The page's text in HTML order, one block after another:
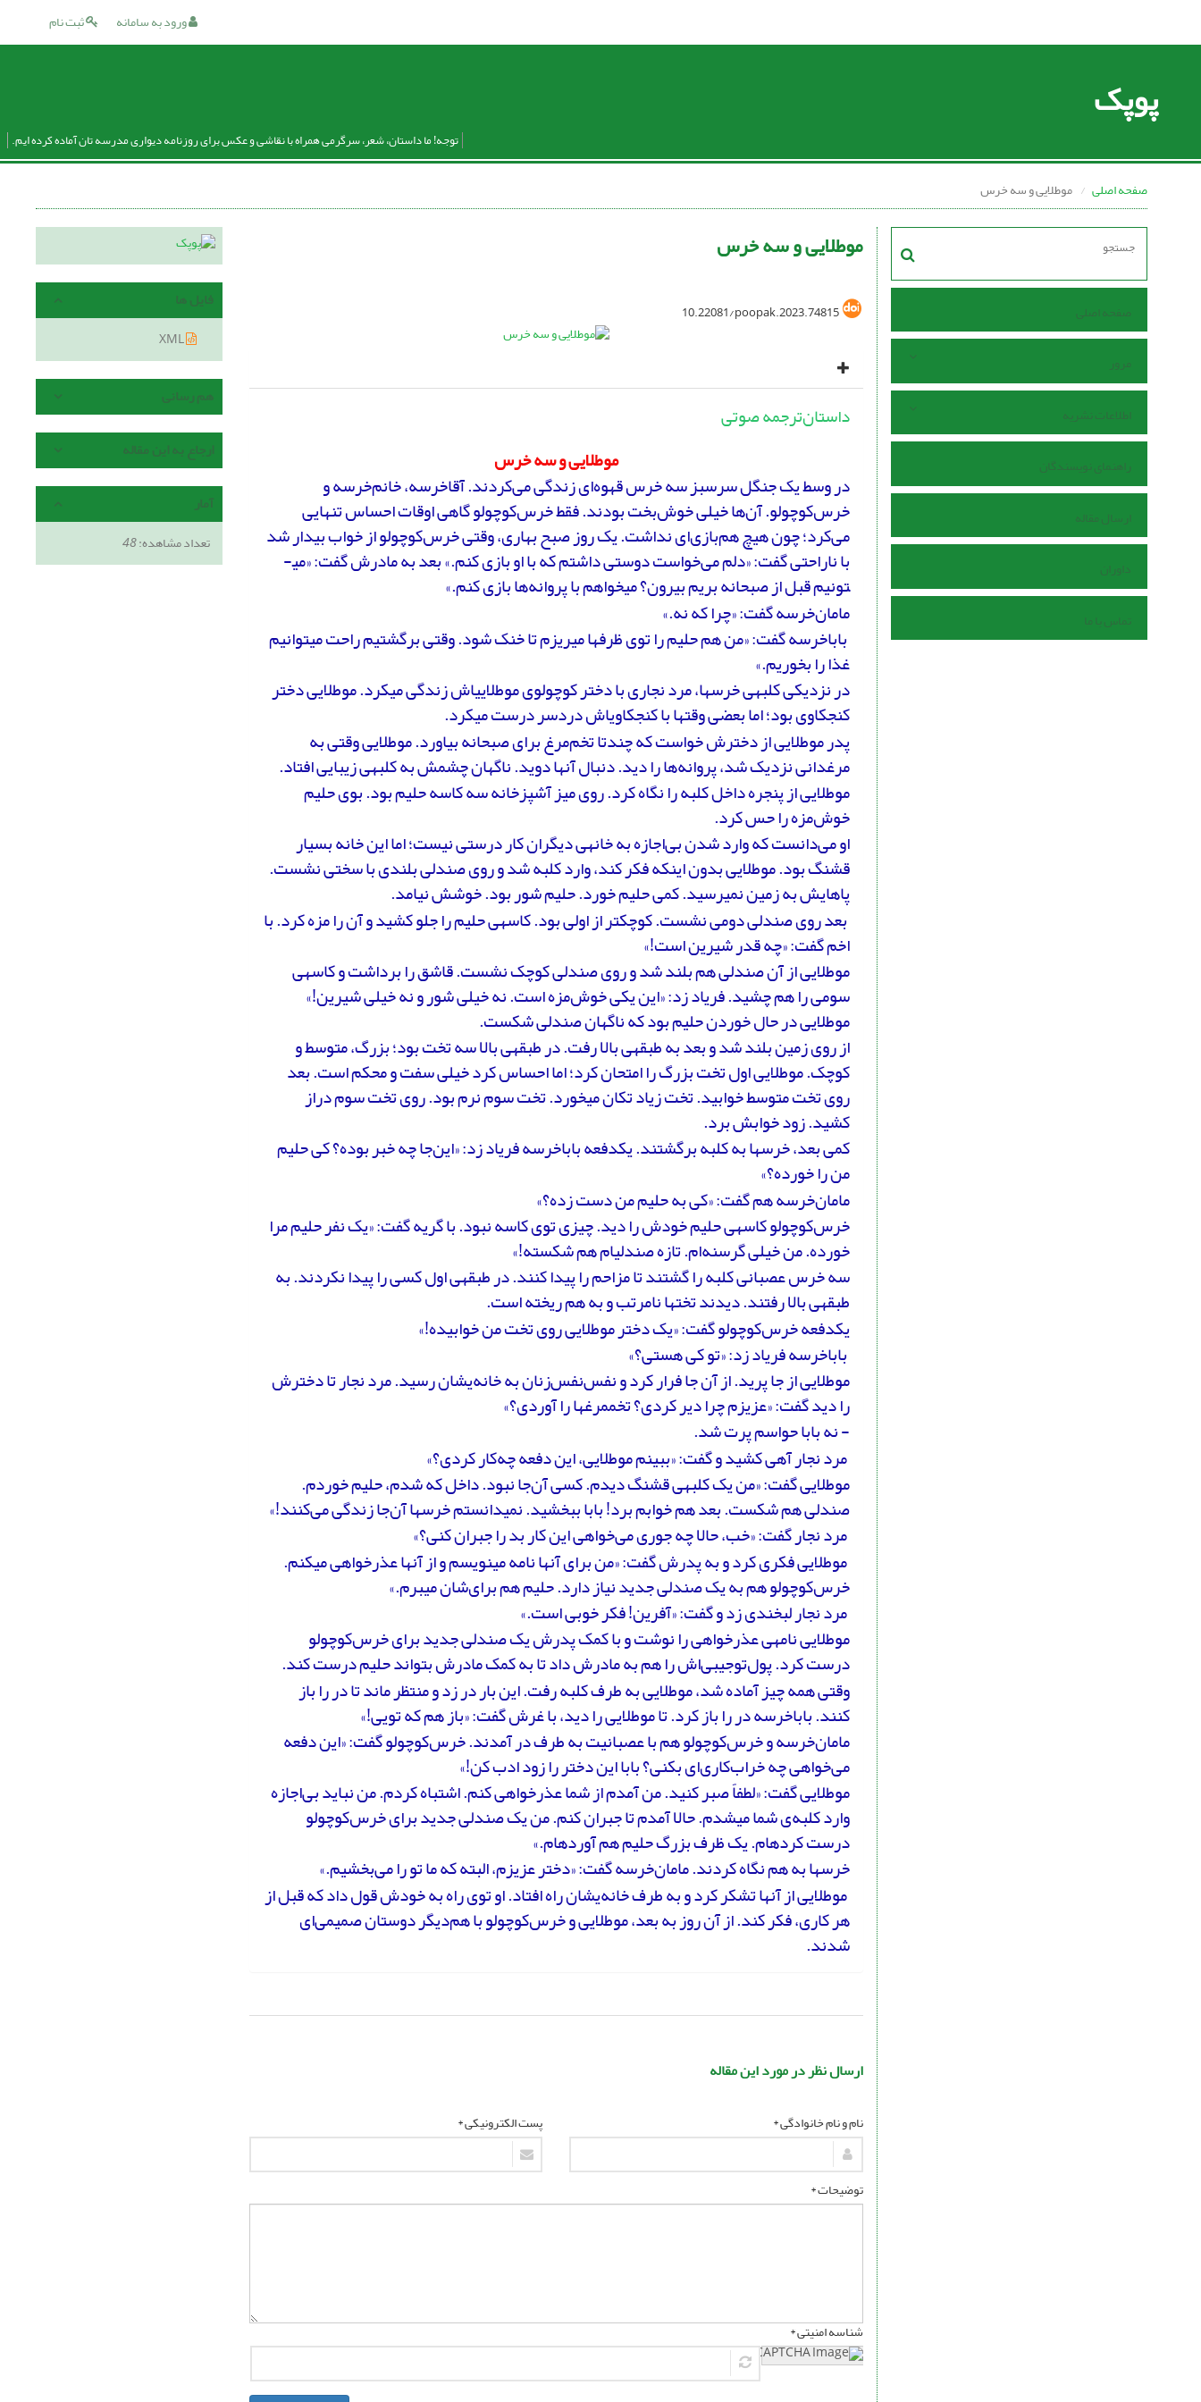
ثبت نام ورود به سامانه
پوپک
توجه! ما داستان، شعر، سرگرمی همراه با نقاشی و عکس برای روزنامه دیواری مدرسه تان آماده کرده ایم.
صفحه اصلی موطلایی و سه خرس
صفحه اصلی
مرور
اطلاعات نشریه
راهنمای نویسندگان
ارسال مقاله
داوران
تماس با ما
موطلایی و سه خرس
10.22081/poopak.2023.74815
داستان‌ترجمه صوتی
موطلایی و سه خرس
در وسط یک جنگل سرسبز سه خرس قهوه‌ای زندگی می‌کردند. آقاخرسه، خانم‌خرسه و
خرس‌کوچولو. آن‌ها خیلی خوش‌بخت بودند. فقط خرس‌کوچولو گاهی اوقات احساس تنهایی
می‌کرد؛ چون هیچ هم‌بازی‌ای نداشت. یک روز صبح بهاری، وقتی خرس‌کوچولو از خواب بیدار شد
با ناراحتی گفت: «دلم می‌خواست دوستی داشتم که با او بازی کنم.» بعد به مادرش گفت: «می­
تونیم قبل از صبحانه بریم بیرون؟ می­خواهم با پروانه‌ها بازی کنم.»
مامان‌خرسه گفت: «چرا که نه.»
بابا‌خرسه گفت: «من هم حلیم را توی ظرف­ها می­ریزم تا خنک شود. وقتی برگشتیم راحت می­توانیم
غذا را بخوریم.»
در نزدیکی کلبه­ی خرس­ها، مرد نجاری با دختر کوچولوی موطلایی­اش زندگی می­کرد. موطلایی دختر
کنجکاوی بود؛ اما بعضی وقت­ها با کنجکاوی­اش دردسر درست می­کرد.
پدر موطلایی از دخترش خواست که چندتا تخم‌مرغ برای صبحانه بیاورد. موطلایی وقتی به
مرغدانی نزدیک شد، پروانه‌ها را دید. دنبال آن­ها دوید. ناگهان چشمش به کلبه­ی زیبایی افتاد.
موطلایی از پنجره داخل کلبه را نگاه کرد. روی میز آشپزخانه سه کاسه حلیم بود. بوی حلیم
خوش‌مزه را حس کرد.
او می‌دانست که وارد شدن بی‌اجازه به خانه­ی دیگران کار درستی نیست؛ اما این خانه بسیار
قشنگ بود. موطلایی بدون این­که فکر کند، وارد کلبه شد و روی صندلی بلندی با سختی نشست.
پاهایش به زمین نمی­رسید. کمی حلیم خورد. حلیم شور بود. خوشش نیامد.
بعد روی صندلی دومی نشست. کوچک­تر از اولی بود. کاسه­ی حلیم را جلو کشید و آن را مزه کرد. با
اخم گفت: «چه قدر شیرین است!»
موطلایی از آن صندلی هم بلند شد و روی صندلی کوچک نشست. قاشق را برداشت و کاسه­ی
سومی را هم چشید. فریاد زد: «این یکی خوش‌مزه است. نه خیلی شور و نه خیلی شیرین!»
موطلایی در حال خوردن حلیم بود که ناگهان صندلی شکست.
از روی زمین بلند شد و بعد به طبقه­ی بالا رفت. در طبقه­ی بالا سه تخت بود؛ بزرگ، متوسط و
کوچک. موطلایی اول تخت بزرگ را امتحان کرد؛ اما احساس کرد خیلی سفت و محکم است. بعد
روی تخت متوسط خوابید. تخت زیاد تکان می­خورد. تخت سوم نرم بود. روی تخت سوم دراز
کشید. زود خوابش برد.
کمی بعد، خرس­ها به کلبه برگشتند. یک­دفعه باباخرسه فریاد زد: «این‌جا چه خبر بوده؟ کی حلیم
من را خورده؟»
مامان‌خرسه هم گفت: «کی به حلیم من دست زده؟»
خرس‌کوچولو کاسه­ی حلیم خودش را دید. چیزی توی کاسه نبود. با گریه گفت: «یک نفر حلیم مرا
خورده. من خیلی گرسنه‌ام. تازه صندلی­ام هم شکسته!»
سه خرس عصبانی کلبه را گشتند تا مزاحم را پیدا کنند. در طبقه­ی اول کسی را پیدا نکردند. به
طبقه­ی بالا رفتند. دیدند تخت­ها نامرتب و به هم ریخته است.
یک­دفعه خرس‌کوچولو گفت: «یک دختر موطلایی روی تخت من خوابیده!»
باباخرسه فریاد زد: «تو کی هستی؟»
موطلایی از جا پرید. از آن جا فرار کرد و نفس‌نفس‌زنان به خانه‌ی­شان رسید. مرد نجار تا دخترش
را دید گفت: «عزیزم چرا دیر کردی؟ تخم­مرغ­ها را آوردی؟»
- نه بابا حواسم پرت شد.
مرد نجار آهی کشید و گفت: «ببینم موطلایی، این دفعه چه‌کار کردی؟»
موطلایی گفت: «من یک کلبه­ی قشنگ دیدم. کسی آن‌جا نبود. داخل که شدم، حلیم خوردم.
صندلی هم شکست. بعد هم خوابم برد! بابا ببخشید. نمی­دانستم خرس­ها آن‌جا زندگی می‌کنند!»
مرد نجار گفت: «خب، حالا چه جوری می‌خواهی این کار بد را جبران کنی؟»
موطلایی فکری کرد و به پدرش گفت: «من برای آن­ها نامه می­نویسم و از آن­ها عذرخواهی می­کنم.
خرس‌کوچولو هم به یک صندلی جدید نیاز دارد. حلیم هم برای‌شان می­برم.»
مرد نجار لبخندی زد و گفت: «آفرین! فکر خوبی است.»
موطلایی نامه­ی عذرخواهی را نوشت و با کمک پدرش یک صندلی جدید برای خرس‌کوچولو
درست کرد. پول‌توجیبی‌اش را هم به مادرش داد تا به کمک مادرش بتواند حلیم درست کند.
وقتی همه چیز آماده شد، موطلایی به طرف کلبه رفت. این بار در زد و منتظر ماند تا در را باز
کنند. بابا‌خرسه در را باز کرد. تا موطلایی را دید، با غرش گفت: «باز هم که تویی!»
مامان‌خرسه و خرس‌کوچولو هم با عصبانیت به طرف در آمدند. خرس‌کوچولو گفت: «این دفعه
می‌خواهی چه خراب‌کاری‌ای بکنی؟ بابا این دختر را زود ادب کن!»
موطلایی گفت: «لطفاً صبر کنید. من آمدم از شما عذرخواهی کنم. اشتباه کردم. من نباید بی‌اجازه
وارد کلبه‌ی شما می­شدم. حالا آمدم تا جبران کنم. من یک صندلی جدید برای خرس‌کوچولو
درست کرده­ام. یک ظرف بزرگ حلیم هم آورده­ام.»
خرس­ها به هم نگاه کردند. مامان‌خرسه گفت: «دختر عزیزم، البته که ما تو را می‌بخشیم.»
موطلایی از آن­ها تشکر کرد و به طرف خانه‌ی­شان راه افتاد. او توی راه به خودش قول داد که قبل از
هر کاری، فکر کند. از آن روز به بعد، موطلایی و خرس‌کوچولو با هم‌دیگر دوستان صمیمی‌ای
شدند.
ارسال نظر در مورد این مقاله
نام و نام خانوادگی * پست الکترونیکی *
توضیحات *
شناسه امنیتی *
فایل ها
XML
هم رسانی
ارجاع به این مقاله
آمار
تعداد مشاهده:48